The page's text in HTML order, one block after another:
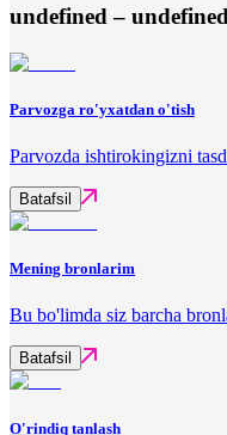
undefined –
Parvozga ro'yxatdan o'tish
Parvozda ishtirokingizni
Batafsil
Mening bronlarim
Bu bo'limda siz barcha
Batafsil
O'rindiq tanlash